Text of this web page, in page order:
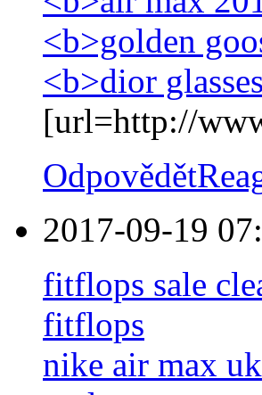
<b>golden
<b>dior
[url=http://
Odpovědět
2017-09-19
fitflops sale
fitflops
nike air max uk